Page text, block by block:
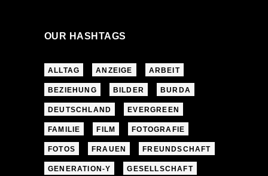
OUR HASHTAGS
ALLTAG ANZEIGE ARBEIT
BEZIEHUNG BILDER BURDA
DEUTSCHLAND EVERGREEN
FAMILIE FILM FOTOGRAFIE
FOTOS FRAUEN FREUNDSCHAFT
GENERATION-Y GESELLSCHAFT